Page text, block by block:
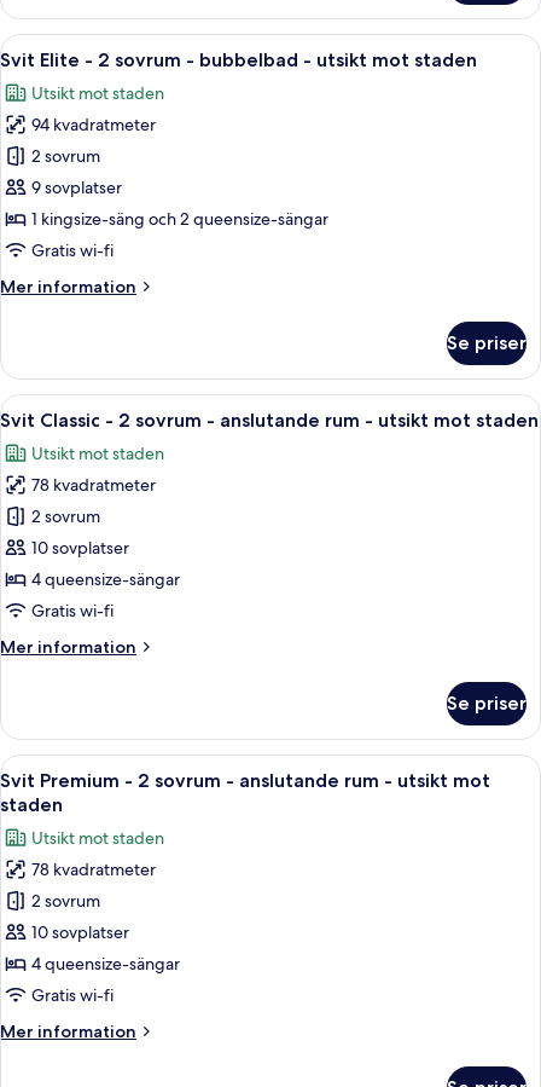
utsikt
mot
staden
rum
1
säng
bubbelbad
utsikt
mot
staden
Öppna
alla
foton
för
Svit
Elite
-
2
-
utsikt
mot
staden
Ett hotellrum med en säng, ett
6
Svit Elite - 2 sovrum - bubbelbad - utsikt mot staden
Utsikt mot staden
94 kvadratmeter
2 sovrum
9 sovplatser
1 kingsize-säng och 2 queensize-sängar
Gratis wi-fi
Mer information
Mer
Elite
2
-
bubbelbad
utsikt
mot
staden
Se priser
Öppna
alla
foton
för
Svit
Classic
-
2
-
-
utsikt
mot
staden
Ett hotellrum med en säng, ett
5
Svit Classic - 2 sovrum - anslutande rum - utsikt mot staden
Utsikt mot staden
78 kvadratmeter
2 sovrum
10 sovplatser
4 queensize-sängar
Gratis wi-fi
Mer information
Mer
Classic
2
sovrum
anslutande
rum
utsikt
mot
Se priser
Öppna
alla
foton
för
Svit
Premium
-
2
sovrum
anslutande
Ett hotellrum med en säng, ett
5
Svit Premium - 2 sovrum - anslutande rum - utsikt mot
staden
Utsikt mot staden
78 kvadratmeter
2 sovrum
10 sovplatser
4 queensize-sängar
Gratis wi-fi
Mer information
Mer